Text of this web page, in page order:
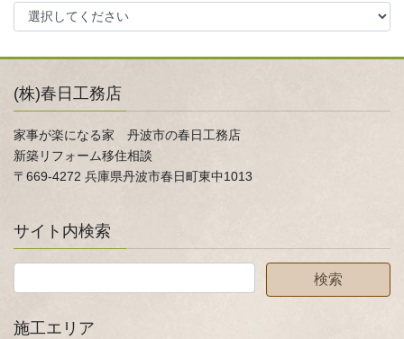
(株)春日工務店
家事が楽になる家 丹波市の春日工務店
新築リフォーム移住相談
〒669-4272 兵庫県丹波市春日町東中1013
サイト内検索
施工エリア